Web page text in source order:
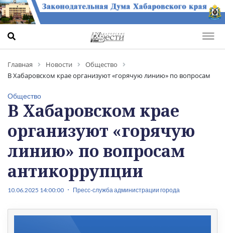
Главная Новости
Общество
В Хабаровском крае организуют «горячую линию» по вопросам
Общество
В Хабаровском крае
организуют «горячую
линию» по вопросам
антикоррупции
10.06.2025 14:00:00 Пресс-служба администрации города